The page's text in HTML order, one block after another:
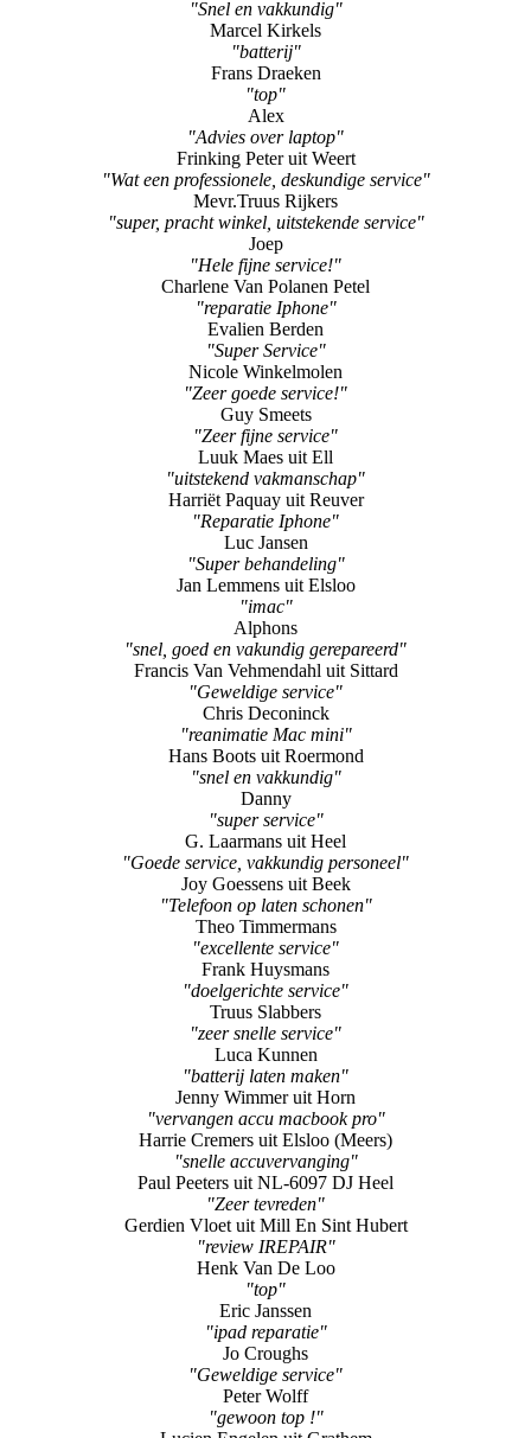
"Snel en vakkundig"
Marcel Kirkels
"batterij"
Frans Draeken
"top"
Alex
"Advies over laptop"
Frinking Peter uit Weert
"Wat een professionele, deskundige service"
Mevr.Truus Rijkers
"super, pracht winkel, uitstekende service"
Joep
"Hele fijne service!"
Charlene Van Polanen Petel
"reparatie Iphone"
Evalien Berden
"Super Service"
Nicole Winkelmolen
"Zeer goede service!"
Guy Smeets
"Zeer fijne service"
Luuk Maes uit Ell
"uitstekend vakmanschap"
Harriët Paquay uit Reuver
"Reparatie Iphone"
Luc Jansen
"Super behandeling"
Jan Lemmens uit Elsloo
"imac"
Alphons
"snel, goed en vakundig gerepareerd"
Francis Van Vehmendahl uit Sittard
"Geweldige service"
Chris Deconinck
"reanimatie Mac mini"
Hans Boots uit Roermond
"snel en vakkundig"
Danny
"super service"
G. Laarmans uit Heel
"Goede service, vakkundig personeel"
Joy Goessens uit Beek
"Telefoon op laten schonen"
Theo Timmermans
"excellente service"
Frank Huysmans
"doelgerichte service"
Truus Slabbers
"zeer snelle service"
Luca Kunnen
"batterij laten maken"
Jenny Wimmer uit Horn
"vervangen accu macbook pro"
Harrie Cremers uit Elsloo (Meers)
"snelle accuvervanging"
Paul Peeters uit NL-6097 DJ Heel
"Zeer tevreden"
Gerdien Vloet uit Mill En Sint Hubert
"review IREPAIR"
Henk Van De Loo
"top"
Eric Janssen
"ipad reparatie"
Jo Croughs
"Geweldige service"
Peter Wolff
"gewoon top !"